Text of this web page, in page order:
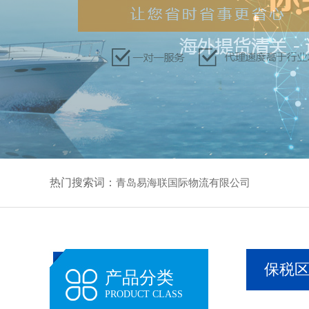
热门搜索词： 青岛易海联国际物流有限公司
产品分类
PRODUCT CLASS
保税